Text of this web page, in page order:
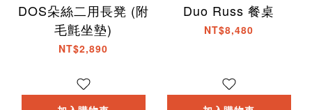
DOS朵絲二用長凳 (附
毛氈坐墊)
NT$2,890
Duo Russ 餐桌
NT$8,480